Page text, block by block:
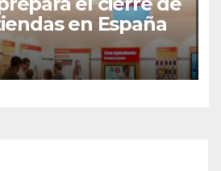
en España